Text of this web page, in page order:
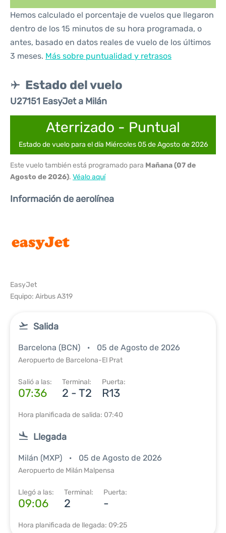
Hemos calculado el porcentaje de vuelos que llegaron
dentro de los 15 minutos de su hora programada, o
antes, basado en datos reales de vuelo de los últimos
3 meses. Más sobre puntualidad y retrasos
Estado del vuelo
U27151 EasyJet a Milán
Aterrizado - Puntual
Estado de vuelo para el día Miércoles 05 de Agosto de 2026
Este vuelo también está programado para Mañana (07 de
Agosto de 2026). Véalo aquí
Información de aerolínea
EasyJet
Equipo: Airbus A319
Salida
Barcelona (BCN) 05 de Agosto de 2026
Aeropuerto de Barcelona-El Prat
Salió a las:
07:36
Terminal:
2 - T2
Puerta:
R13
Hora planificada de salida: 07:40
Llegada
Milán (MXP) 05 de Agosto de 2026
Aeropuerto de Milán Malpensa
Llegó a las:
09:06
Terminal:
2
Puerta:
-
Hora planificada de llegada: 09:25